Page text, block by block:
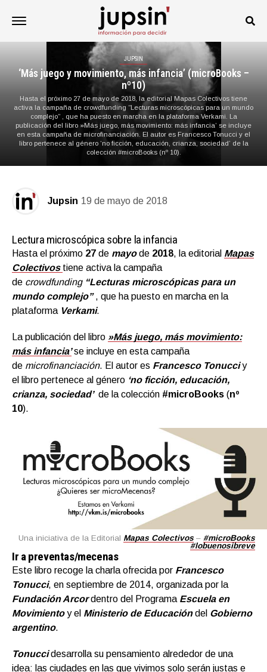
JUPSIN
‘Más juego y movimiento, más infancia’ (microBooks –
nº10)
Hasta el próximo 27 de mayo de 2018, la editorial Mapas Colectivos tiene
activa la campaña de crowdfunding “Lecturas microscópicas para un mundo
complejo” , que ha puesto en marcha en la plataforma Verkami. La
publicación del libro »Más juego, más movimiento: más infancia’ se incluye
en esta campaña de microfinanciación. El autor es Francesco Tonucci y el
libro pertenece al género ‘no ficción, educación, crianza, sociedad’ de la
colección #microBooks (nº 10).
Jupsin 19 de mayo de 2018
Lectura microscópica sobre la infancia
Hasta el próximo 27 de mayode 2018, la editorial Mapas
Colectivos tiene activa la campaña
de crowdfunding “Lecturas microscópicas para un
mundo complejo”, que ha puesto en marcha en la
plataforma Verkami.
La publicación del libro »Más juego, más movimiento:
más infancia’ se incluye en esta campaña
de microfinanciación. El autor es Francesco Tonucciy
el libro pertenece al género ‘no ficción, educación,
crianza, sociedad’ de la colección #microBooks (nº
10).
Una iniciativa de la Editorial Mapas Colectivos – #microBooks
#lobuenosibreve
Ir a preventas/mecenas
Este libro recoge la charla ofrecida por Francesco
Tonucci, en septiembre de 2014, organizada por la
Fundación Arcordentro del Programa Escuela en
Movimientoy el Ministerio de Educacióndel Gobierno
argentino.
Tonuccidesarrolla su pensamiento alrededor de una
idea: las ciudades en las que vivimos solo serán justas e